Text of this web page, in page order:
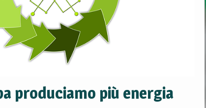
produciamo più energia